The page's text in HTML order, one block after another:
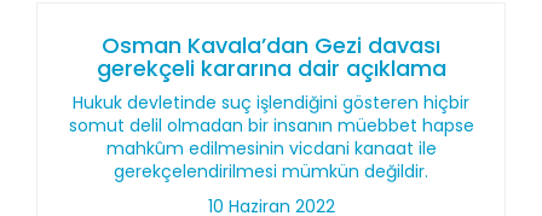
Osman Kavala’dan Gezi davası
gerekçeli kararına dair açıklama
Hukuk devletinde suç işlendiğini gösteren hiçbir
somut delil olmadan bir insanın müebbet hapse
mahkûm edilmesinin vicdani kanaat ile
gerekçelendirilmesi mümkün değildir.
10 Haziran 2022